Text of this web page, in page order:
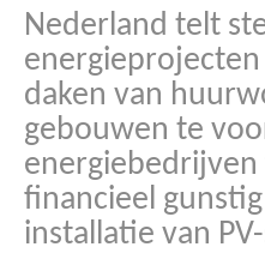
Nederland telt
daken van
gebouwen te
financieel
installatie van